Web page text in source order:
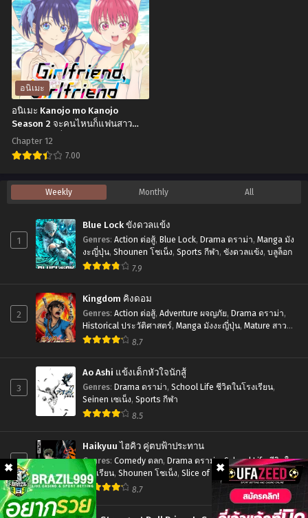
4
มัน
ผิ
ดรึ
ไง
ถ้า
ใจ
อยาก
จะ
พบ
รัก
ดัน
เจี้ยน
ตอน
ที่1-
ไทย
อนิเมะ
อนิเมะ Kanojo mo Kanojo
Season 2 จะคนไหนก็แฟนสาว
ภาค 2 ตอนที่1-12 ซับไทย
Chapter 12
7.00
อ
นิ
Kanojo
Kanojo
Season
2
ก็
2
ตอน
ที่1-
12
Weekly Monthly All
1
Blue Lock ขังดวลแข้ง
Genres: Action ต่อสู้, Blue Lock, Drama ดราม่า, Manga มัง
งะญี่ปุ่น, Shounen โชเน็ง, Sports กีฬา, ขังดวลแข้ง, บลูล็อก
7.9
2
Kingdom คิงดอม
Genres: Action ต่อสู้, Adventure ผจญภัย, Drama ดราม่า,
Historical ประวัติศาสตร์, Manga มังงะญี่ปุ่น, Mature สาว
ใหญ่,Seinen เซเน็ง
8.7
3
Ao Ashi แข้งเด็กหัวใจนักสู้
Genres: Drama ดราม่า, School Life ชีวิตในโรงเรียน,
Seinen เซเน็ง, Sports กีฬา
8.5
4
Haikyuu ไฮคิว คู่ตบฟ้าประทาน
Genres: Comedy ตลก, Drama ดราม่า,School Life ชีวิตใน
โรงเรียน, Shounen โชเน็ง, Slice of Life รั้วโรงเรียน,
Sports กีฬา
8.7